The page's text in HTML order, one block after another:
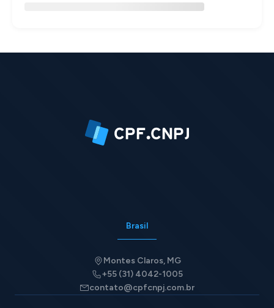
Brasil
Montes Claros, MG
+55 (31) 4042-1005
contato@cpfcnpj.com.br